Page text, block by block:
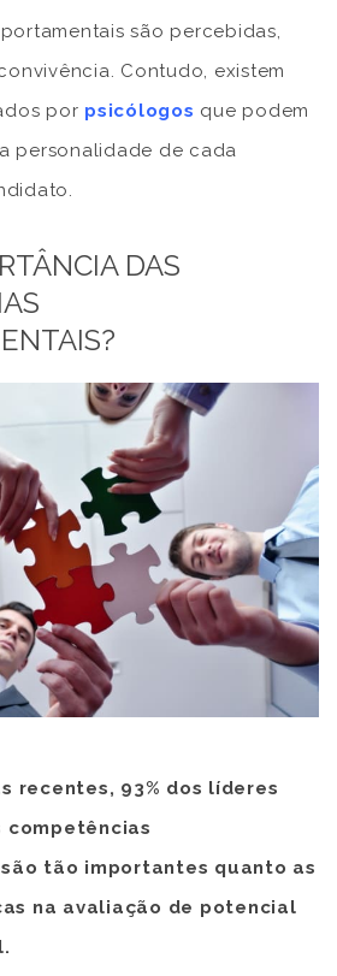
são percebidas,
Contudo, existem
por psicólogos que podem
personalidade de cada
DAS
recentes, 93% dos líderes
competências
tão importantes quanto as
na avaliação de potencial